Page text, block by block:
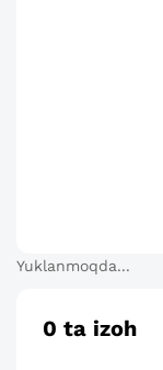
Yuklanmoqda...
0 ta izoh